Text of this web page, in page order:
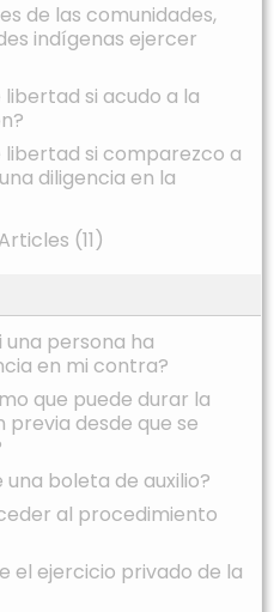
de las comunidades,
indígenas ejercer
si acudo a la
libertad si comparezco a
diligencia en la
(11)
una persona ha
en mi contra?
que puede durar la
desde que se
una boleta de auxilio?
al procedimiento
el ejercicio privado de la